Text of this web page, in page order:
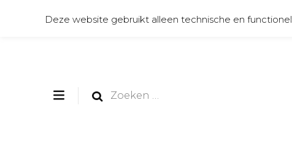
Zoeken
Deze website gebruikt alleen technische en